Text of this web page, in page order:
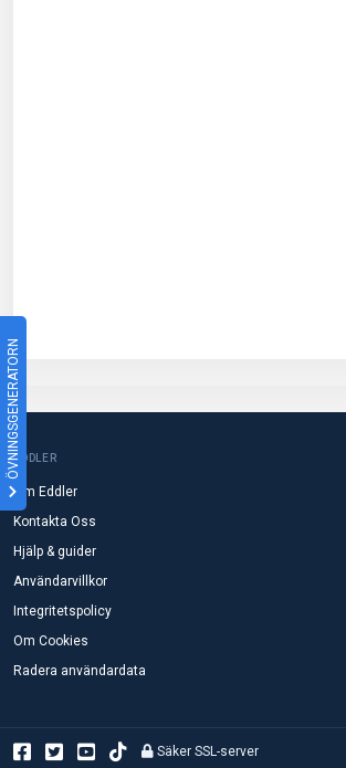
ÖVNINGSGENERATORNEDDLER
Om Eddler
Kontakta Oss
Hjälp & guider
Användarvillkor
Integritetspolicy
Om Cookies
Radera användardata
Säker SSL-server